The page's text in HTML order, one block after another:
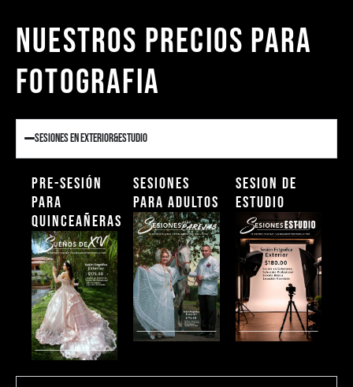
NUESTROS PRECIOS PARA
FOTOGRAFIA
Sesiones en Exterior&Estudio
Pre-Sesión
para
Quinceañeras
Sesiones
para Adultos
Sesion de
Estudio